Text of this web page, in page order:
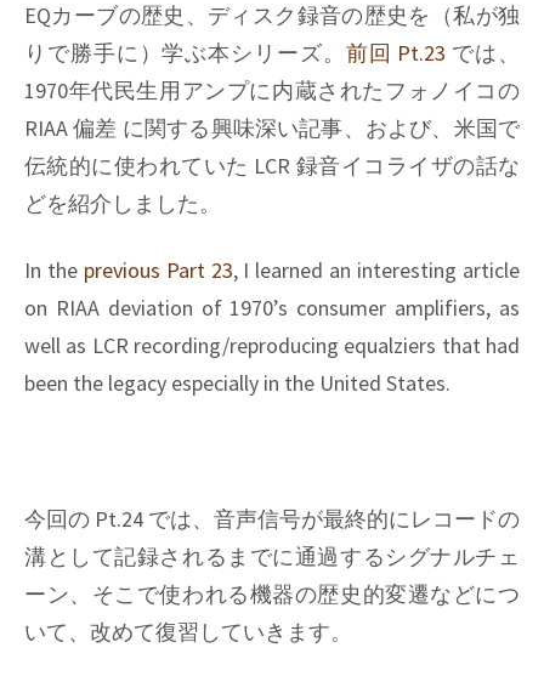
EQカーブの歴史、ディスク録音の歴史を（私が独
りで勝手に）学ぶ本シリーズ。 前回 Pt.23 では、
1970年代民生用アンプに内蔵されたフォノイコの
RIAA 偏差 に関する興味深い記事、および、米国で
伝統的に使われていた LCR 録音イコライザの話な
どを紹介しました。
In the previous Part 23, I learned an interesting article
on RIAA deviation of 1970’s consumer amplifiers, as
well as LCR recording/reproducing equalziers that had
been the legacy especially in the United States.
今回の Pt.24 では、音声信号が最終的にレコードの
溝として記録されるまでに通過するシグナルチェ
ーン、そこで使われる機器の歴史的変遷などにつ
いて、改めて復習していきます。